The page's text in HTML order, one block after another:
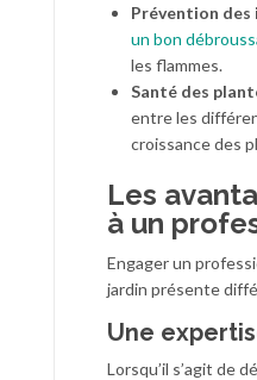
Prévention des
un bon
les flammes.
Santé des
entre les
croissance des
Les
à un
Engager un
jardin présente
Une
Lorsqu’il s’agit de